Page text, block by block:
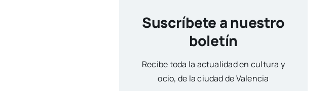
Suscríbete a nuestro
boletín
Reci­be toda la actua­li­dad en cul­tu­ra y
ocio, de la ciu­dad de Valen­cia